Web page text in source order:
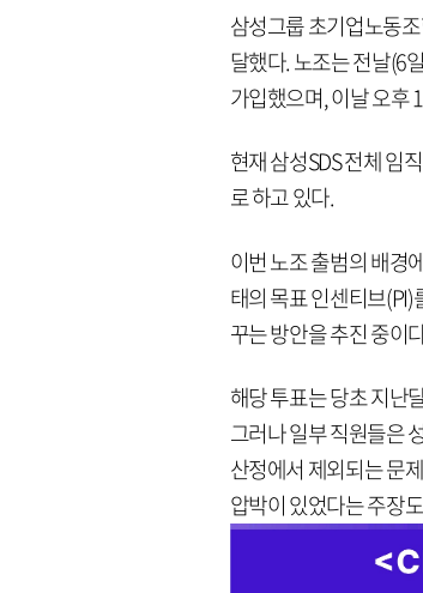
삼성그룹 초기업노동
달했다. 노조는 전날(6
가입했으며, 이날 오후
현재 삼성SDS 전체 임
로 하고 있다.
이번 노조 출범의 배경
태의 목표 인센티브
꾸는 방안을 추진 중이
해당 투표는 당초 지난
그러나 일부 직원들은
산정에서 제외되는 문
압박이 있었다는 주장